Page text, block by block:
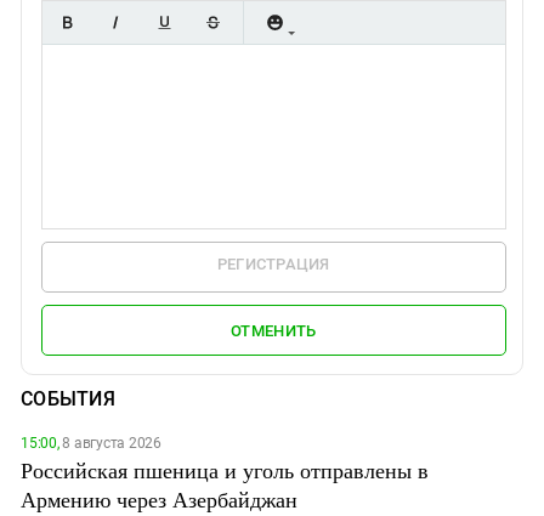
РЕГИСТРАЦИЯ
ОТМЕНИТЬ
СОБЫТИЯ
15:00,8 августа 2026
Российская пшеница и уголь отправлены в
Армению через Азербайджан